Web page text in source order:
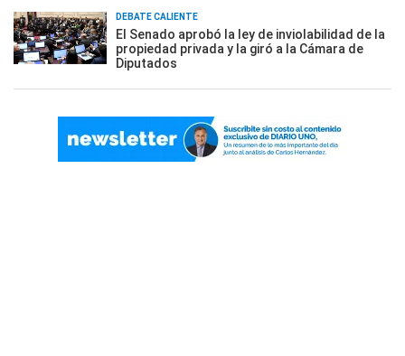
DEBATE CALIENTE
El Senado aprobó la ley de inviolabilidad de la
propiedad privada y la giró a la Cámara de
Diputados